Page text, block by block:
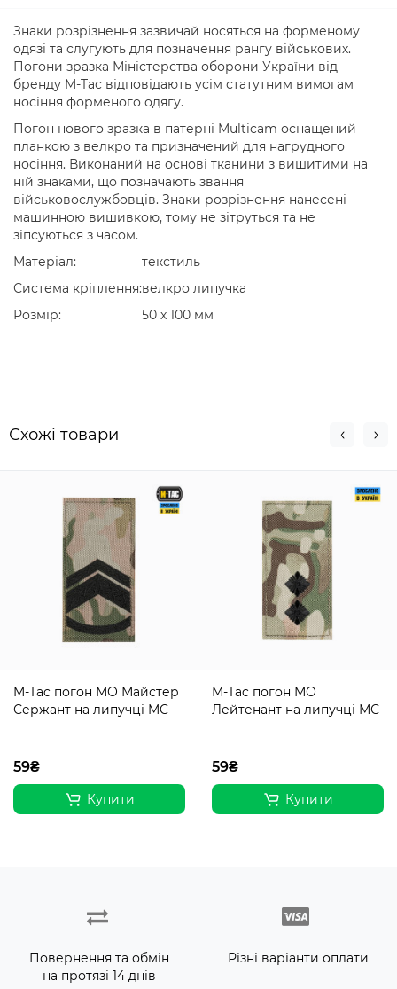
Знаки розрізнення зазвичай носяться на форменому
одязі та слугують для позначення рангу військових.
Погони зразка Міністерства оборони України від
бренду M-Tас відповідають усім статутним вимогам
носіння форменого одягу.
Погон нового зразка в патерні Multicam оснащений
планкою з велкро та призначений для нагрудного
носіння. Виконаний на основі тканини з вишитими на
ній знаками, що позначають звання
військовослужбовців. Знаки розрізнення нанесені
машинною вишивкою, тому не зітруться та не
зіпсуються з часом.
Матеріал:
текстиль
Система кріплення:велкро липучка
Розмір:
50 х 100 мм
Схожi товари
M-Tac погон МО Майстер
Сержант на липучці MC
59₴
Купити
M-Tac погон МО
Лейтенант на липучці МС
59₴
Купити
Повернення та обмін
на протязі 14 днів
Різні варіанти оплати